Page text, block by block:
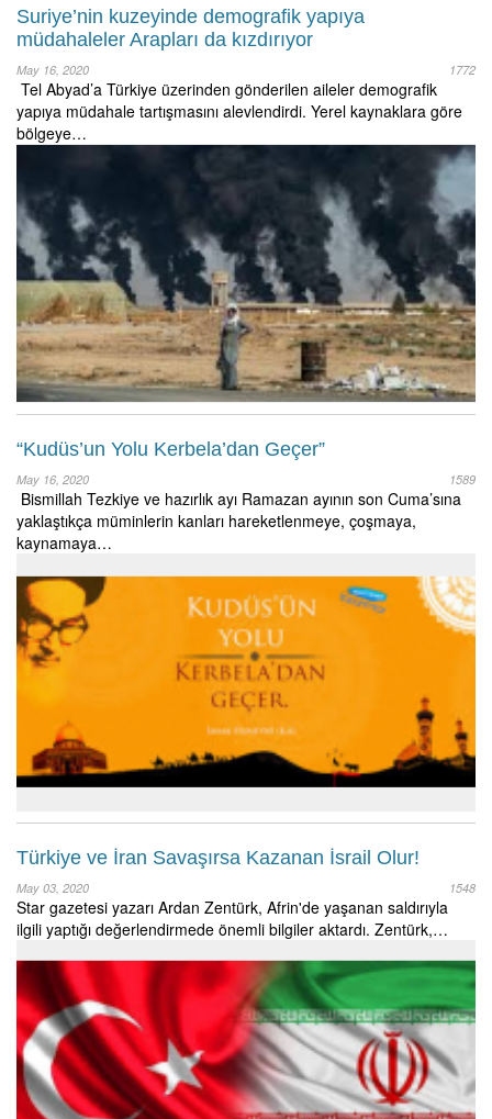
Suriye’nin kuzeyinde demografik yapıya
müdahaleler Arapları da kızdırıyor
May 16, 2020 1772
Tel Abyad’a Türkiye üzerinden gönderilen aileler demografik
yapıya müdahale tartışmasını alevlendirdi. Yerel kaynaklara göre
bölgeye…
“Kudüs’un Yolu Kerbela’dan Geçer”
May 16, 2020 1589
Bismillah Tezkiye ve hazırlık ayı Ramazan ayının son Cuma’sına
yaklaştıkça müminlerin kanları hareketlenmeye, çoşmaya,
kaynamaya…
Türkiye ve İran Savaşırsa Kazanan İsrail Olur!
May 03, 2020 1548
Star gazetesi yazarı Ardan Zentürk, Afrin'de yaşanan saldırıyla
ilgili yaptığı değerlendirmede önemli bilgiler aktardı. Zentürk,…